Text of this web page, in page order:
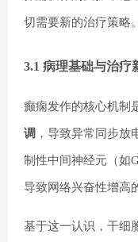
切需要新的治疗策略。
3.1 病理基础与治疗
癫痫发作的核心机制
调 ，导致异常同步放
制性中间神经元（如
导致网络兴奋性增高
基于这一认识，干细